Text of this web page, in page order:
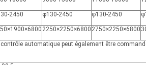
2450 φ130-2450 φ130-2450
2250×2250×6800 2750×2250×6800
contrôle automatique peut également être